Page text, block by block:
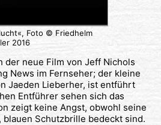
Foto © Friedhelm
2016
der neue Film von Jeff Nichols
News im Fernseher; der kleine
Jaeden Lieberher, ist entführt
Entführer sehen sich das
zeigt keine Angst, obwohl seine
Schutzbrille bedeckt sind.